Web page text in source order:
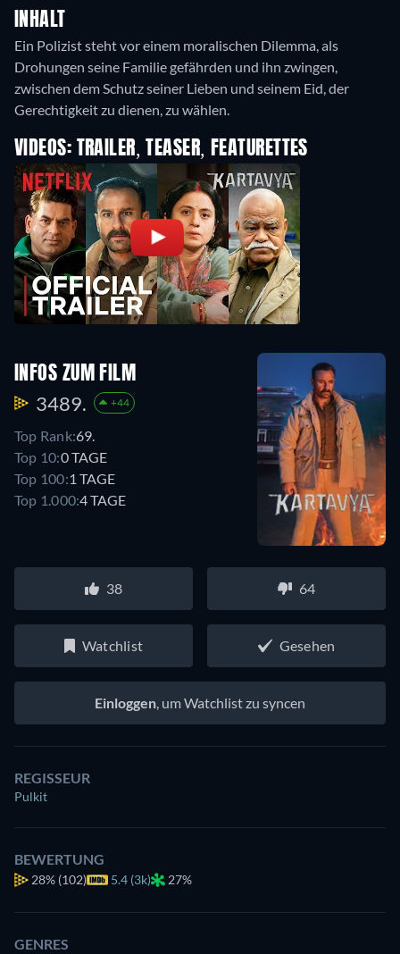
INHALT
Ein Polizist steht vor einem moralischen Dilemma, als
Drohungen seine Familie gefährden und ihn zwingen,
zwischen dem Schutz seiner Lieben und seinem Eid, der
Gerechtigkeit zu dienen, zu wählen.
VIDEOS: TRAILER, TEASER, FEATURETTES
INFOS ZUM FILM
3489. +44
Top Rank:69.
Top 10:0 TAGE
Top 100:1 TAGE
Top 1.000:4 TAGE
38 64
Watchlist Gesehen
Einloggen, um Watchlist zu syncen
REGISSEUR
Pulkit
BEWERTUNG
28% (102) 5.4 (3k) 27%
GENRES